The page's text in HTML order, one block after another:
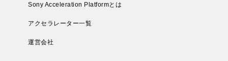
Sony Acceleration Platformとは
アクセラレーター一覧
運営会社